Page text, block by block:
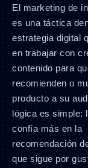
El marketing de
es una táctica
estrategia digital
en trabajar con
contenido para
recomienden o
producto a su
lógica es simple:
confía más en la
recomendación
que sigue por